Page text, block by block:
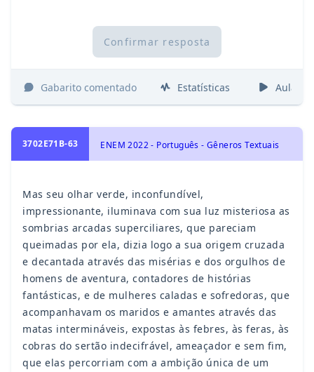
Confirmar resposta
Gabarito comentado Estatísticas Aulas
3702E71B-63 ENEM 2022 - Português - Gêneros Textuais
Mas seu olhar verde, inconfundível,
impressionante, iluminava com sua luz misteriosa as
sombrias arcadas superciliares, que pareciam
queimadas por ela, dizia logo a sua origem cruzada
e decantada através das misérias e dos orgulhos de
homens de aventura, contadores de histórias
fantásticas, e de mulheres caladas e sofredoras, que
acompanhavam os maridos e amantes através das
matas intermináveis, expostas às febres, às feras, às
cobras do sertão indecifrável, ameaçador e sem fim,
que elas percorriam com a ambição única de um